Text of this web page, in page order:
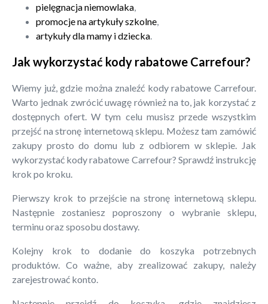
pielęgnacja niemowlaka
promocje na artykuły szkolne
artykuły dla mamy i dziecka
Jak wykorzystać kody rabatowe Carrefour?
Wiemy już, gdzie można znaleźć kody rabatowe Carrefour.
Warto jednak zwrócić uwagę również na to, jak korzystać z
dostępnych ofert. W tym celu musisz przede wszystkim
przejść na stronę internetową sklepu. Możesz tam zamówić
zakupy prosto do domu lub z odbiorem w sklepie. Jak
wykorzystać kody rabatowe Carrefour? Sprawdź instrukcję
krok po kroku.
Pierwszy krok to przejście na stronę internetową sklepu.
Następnie zostaniesz poproszony o wybranie sklepu,
terminu oraz sposobu dostawy.
Kolejny krok to dodanie do koszyka potrzebnych
produktów. Co ważne, aby zrealizować zakupy, należy
zarejestrować konto.